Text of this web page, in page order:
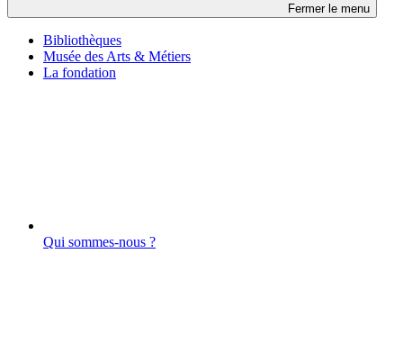
Fermer le menu
Bibliothèques
Musée des Arts & Métiers
La fondation
Qui sommes-nous ?